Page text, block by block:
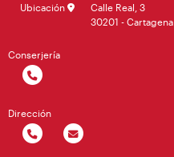
Ubicación
Calle Real, 3
30201 - Cartagena
Conserjería
Dirección